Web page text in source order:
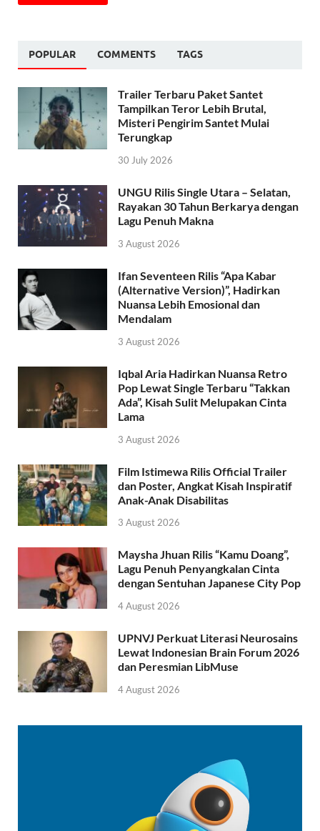
POPULAR COMMENTS TAGS
Trailer Terbaru Paket Santet
Tampilkan Teror Lebih Brutal,
Misteri Pengirim Santet Mulai
Terungkap
30 July 2026
UNGU Rilis Single Utara – Selatan,
Rayakan 30 Tahun Berkarya dengan
Lagu Penuh Makna
3 August 2026
Ifan Seventeen Rilis “Apa Kabar
(Alternative Version)”, Hadirkan
Nuansa Lebih Emosional dan
Mendalam
3 August 2026
Iqbal Aria Hadirkan Nuansa Retro
Pop Lewat Single Terbaru “Takkan
Ada”, Kisah Sulit Melupakan Cinta
Lama
3 August 2026
Film Istimewa Rilis Official Trailer
dan Poster, Angkat Kisah Inspiratif
Anak-Anak Disabilitas
3 August 2026
Maysha Jhuan Rilis “Kamu Doang”,
Lagu Penuh Penyangkalan Cinta
dengan Sentuhan Japanese City Pop
4 August 2026
UPNVJ Perkuat Literasi Neurosains
Lewat Indonesian Brain Forum 2026
dan Peresmian LibMuse
4 August 2026